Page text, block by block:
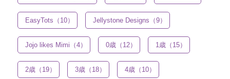
EasyTots（10） Jellystone Designs（9）
Jojo likes Mimi（4） 0歳（12） 1歳（15）
2歳（19） 3歳（18） 4歳（10）